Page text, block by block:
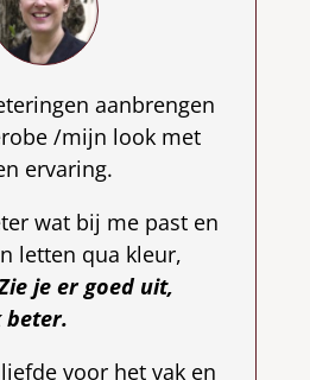
aanbrengen
/mijn look met
ervaring.
wat bij me past en
letten qua kleur,
je er goed uit,
beter.
voor het vak en